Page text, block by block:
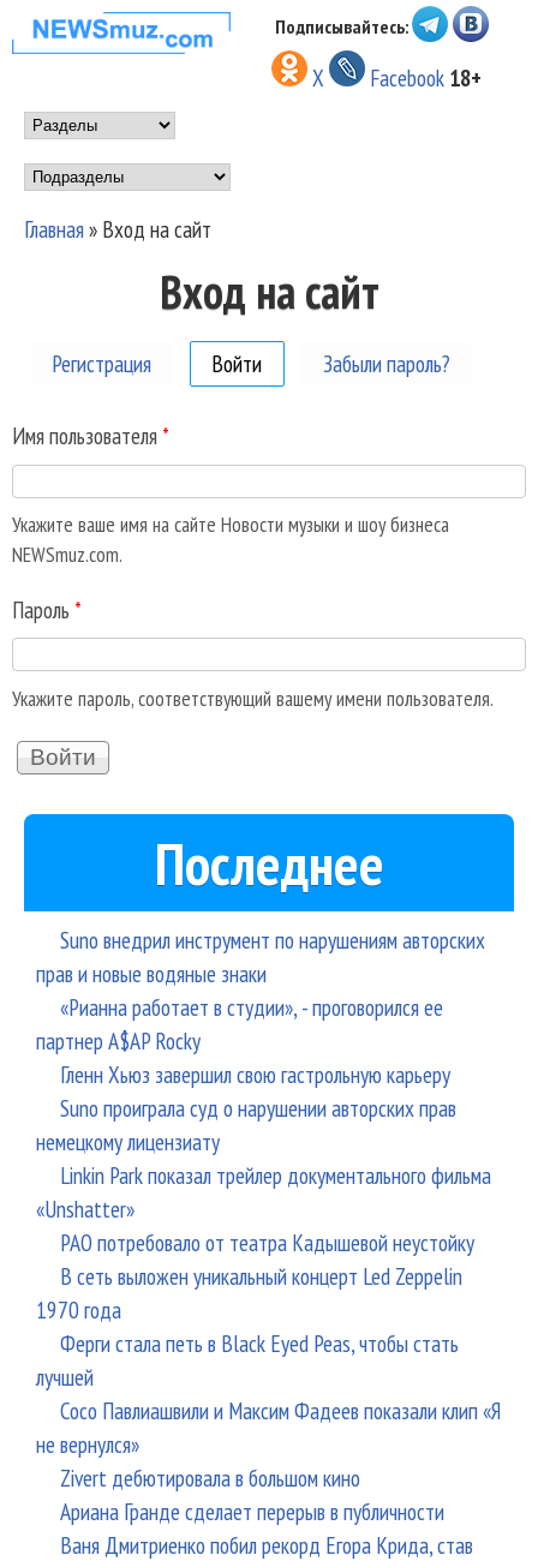
Перейти к основному
содержанию
НОВОСТИ
МУЗЫКИ И
ШОУ БИЗНЕСА
NEWSMUZ.COM
Подписывайтесь:
X Facebook 18+
Main menu
Подразделы
Вы здесь
Главная» Вход на сайт
Вход на сайт
Регистрация Войти (активная вкладка)
Забыли пароль?
Имя пользователя *
Укажите ваше имя на сайте Новости музыки и шоу бизнеса
NEWSmuz.com.
Пароль *
Укажите пароль, соответствующий вашему имени пользователя.
Последнее
Suno внедрил инструмент по нарушениям авторских
прав и новые водяные знаки
«Рианна работает в студии», - проговорился ее
партнер A$AP Rocky
Гленн Хьюз завершил свою гастрольную карьеру
Suno проиграла суд о нарушении авторских прав
немецкому лицензиату
Linkin Park показал трейлер документального фильма
«Unshatter»
РАО потребовало от театра Кадышевой неустойку
В сеть выложен уникальный концерт Led Zeppelin
1970 года
Ферги стала петь в Black Eyed Peas, чтобы стать
лучшей
Сосо Павлиашвили и Максим Фадеев показали клип «Я
не вернулся»
Zivert дебютировала в большом кино
Ариана Гранде сделает перерыв в публичности
Ваня Дмитриенко побил рекорд Егора Крида, став